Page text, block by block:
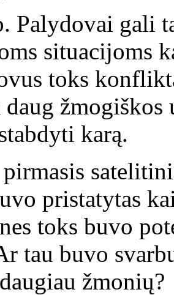
Palydovai gali
situacijoms
toks
karą.
pristatytas
toks buvo
tau buvo
žmonių?